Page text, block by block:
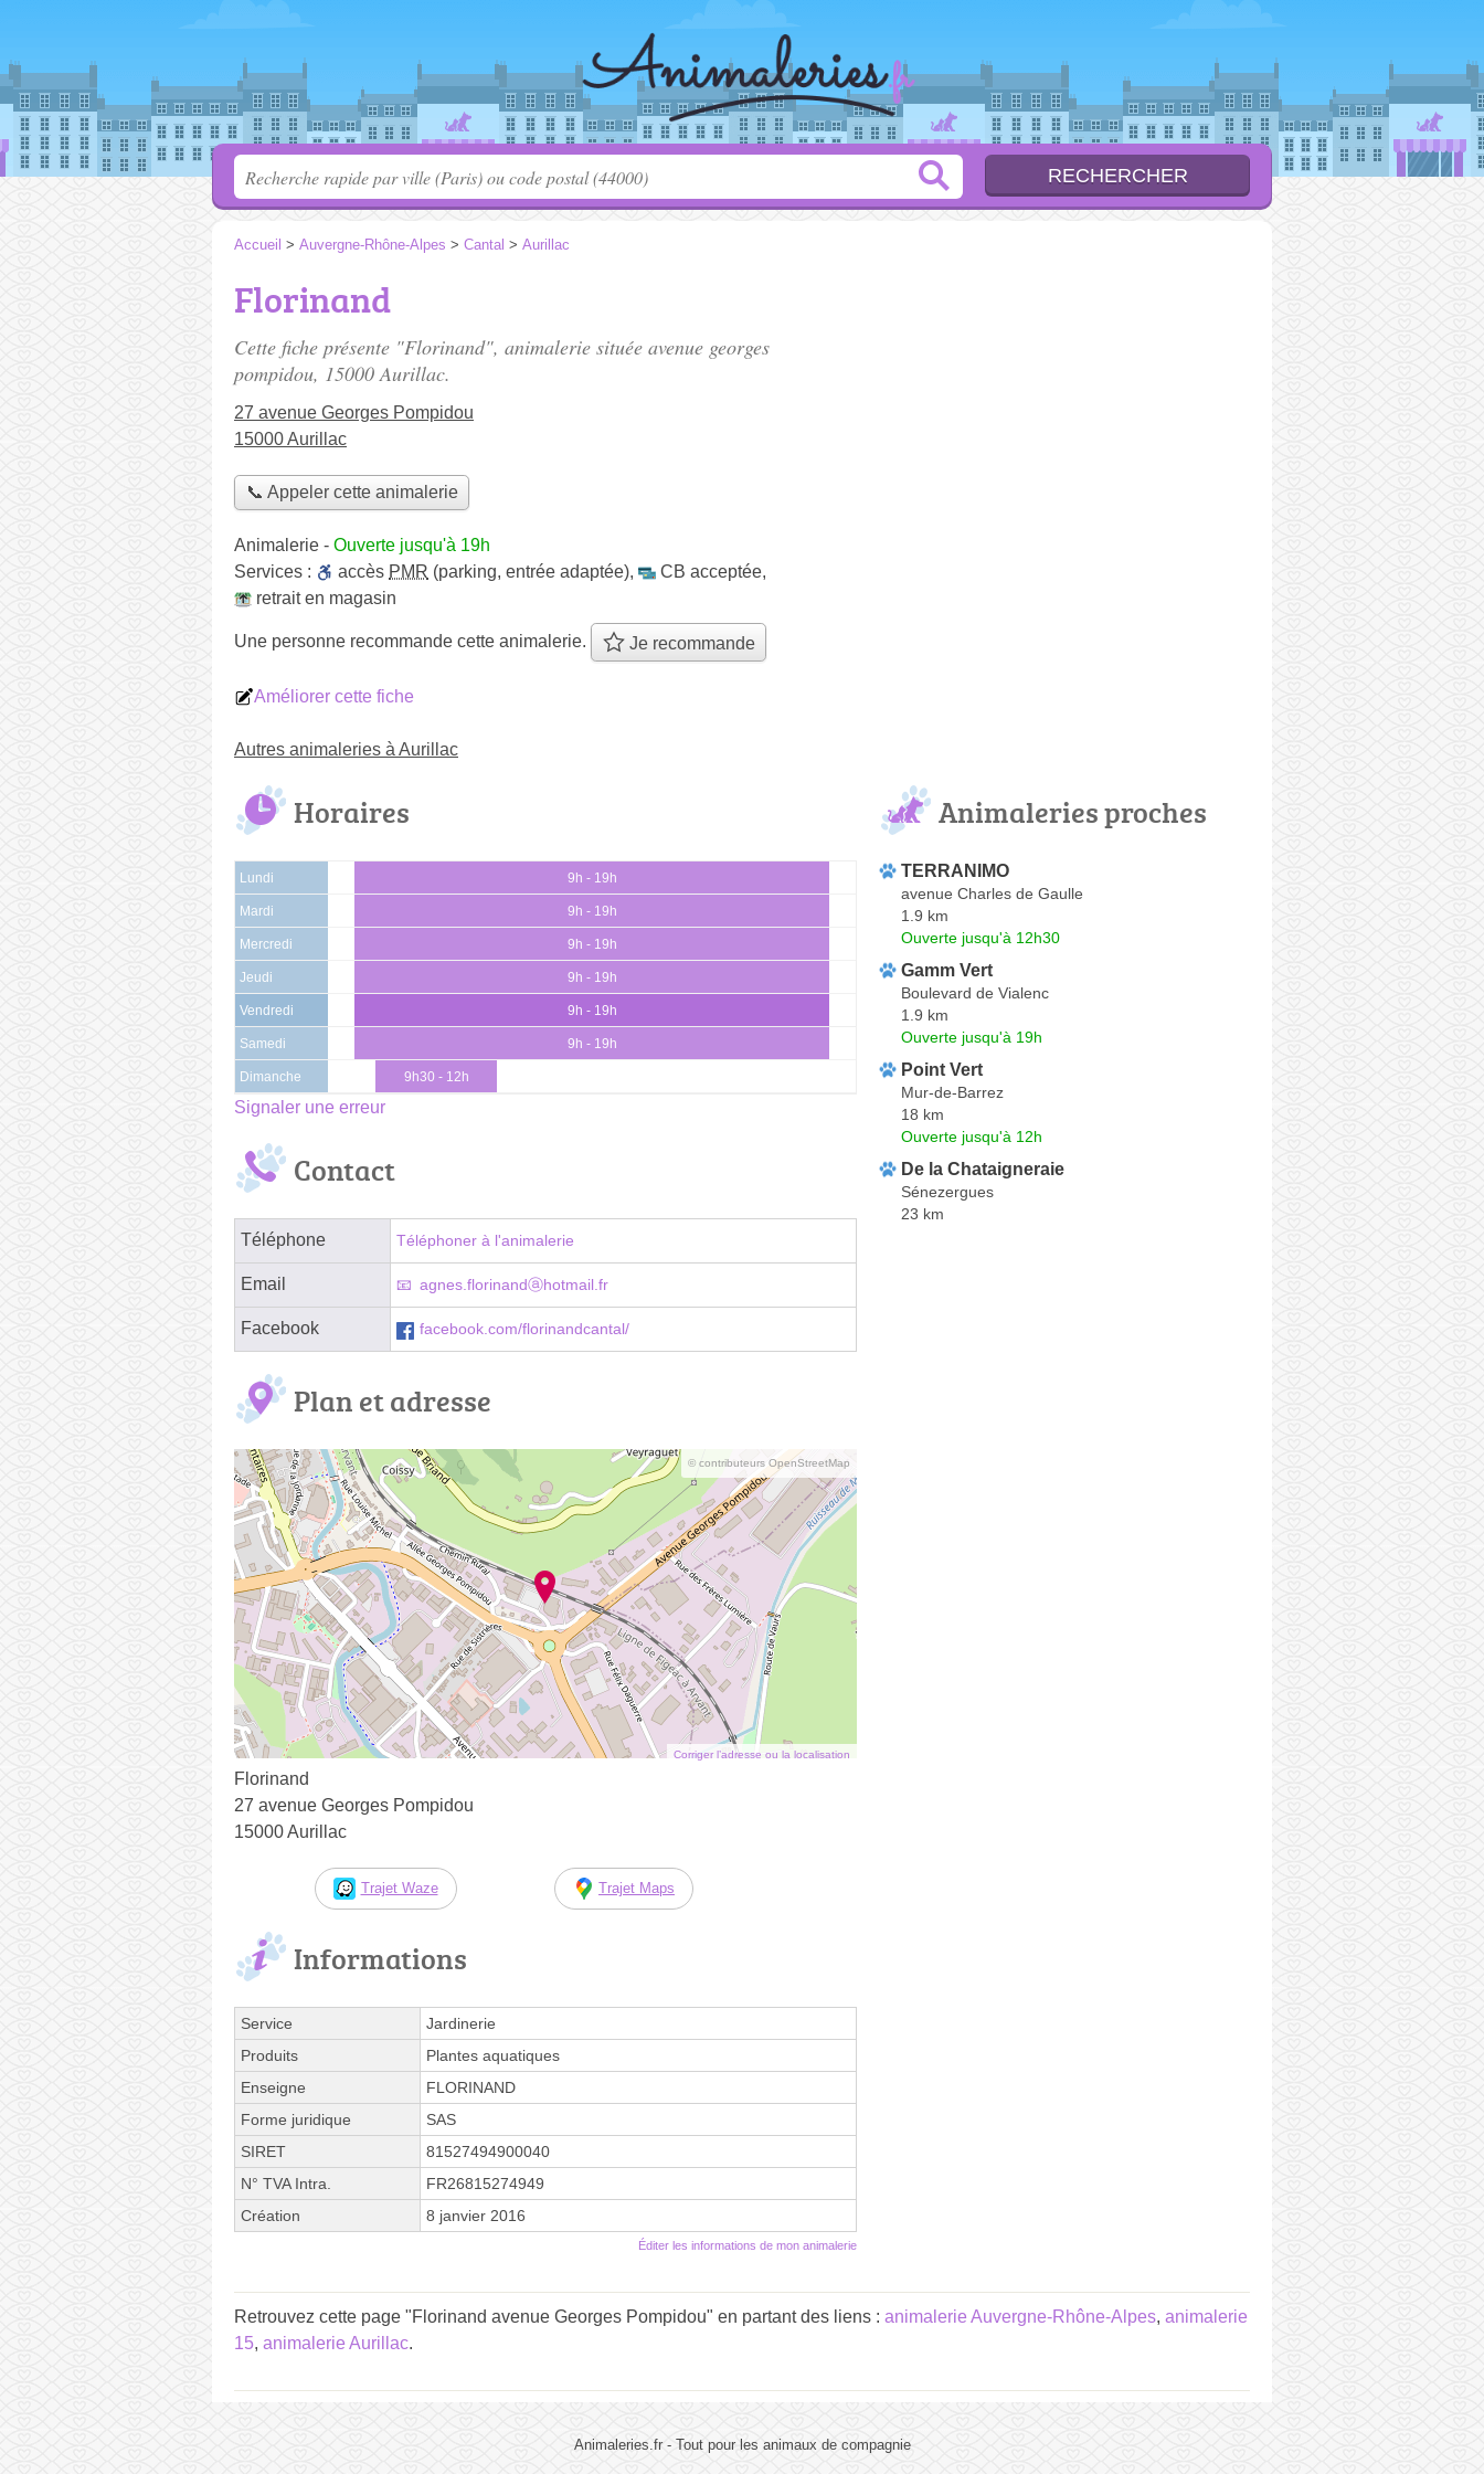
Accueil > Auvergne-Rhône-Alpes > Cantal > Aurillac
Florinand
Cette fiche présente "Florinand", animalerie située avenue georges
pompidou, 15000 Aurillac.
27 avenue Georges Pompidou
15000 Aurillac
📞 Appeler cette animalerie
Animalerie - Ouverte jusqu'à 19h
Services :
accès PMR (parking, entrée adaptée), CB acceptée,
retrait en magasin
Une personne recommande cette animalerie. Je recommande
Améliorer cette fiche
Autres animaleries à Aurillac
Horaires
Lundi 9h - 19h
Mardi 9h - 19h
Mercredi 9h - 19h
Jeudi 9h - 19h
Vendredi 9h - 19h
Samedi 9h - 19h
Dimanche 9h30 - 12h
Signaler une erreur
Contact
Téléphone Téléphoner à l'animalerie
Email agnes.florinandⓐhotmail.fr
Facebook facebook.com/florinandcantal/
Plan et adresse
© contributeurs OpenStreetMap
Corriger l’adresse ou la localisation
Florinand
27 avenue Georges Pompidou
15000 Aurillac
Trajet Waze Trajet Maps
Informations
Service
Jardinerie
Produits
Plantes aquatiques
Enseigne
FLORINAND
Forme juridique
SAS
SIRET
81527494900040
N° TVA Intra.
FR26815274949
Création
8 janvier 2016
Éditer les informations de mon animalerie
Animaleries proches
TERRANIMO
avenue Charles de Gaulle
1.9 km
Ouverte jusqu'à 12h30
Gamm Vert
Boulevard de Vialenc
1.9 km
Ouverte jusqu'à 19h
Point Vert
Mur-de-Barrez
18 km
Ouverte jusqu'à 12h
De la Chataigneraie
Sénezergues
23 km
Retrouvez cette page "Florinand avenue Georges Pompidou" en partant des liens : animalerie Auvergne-Rhône-Alpes, animalerie
15, animalerie Aurillac.
Animaleries.fr - Tout pour les animaux de compagnie